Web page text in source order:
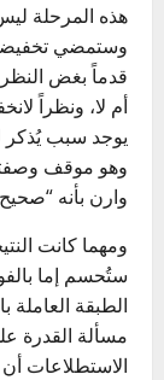
هذه المرحلة
وستمضي
قدماً بغض النظر
أم لا، ونظراً
يوجد سبب يُذكر
وهو موقف وصفته
وارن بأنه
ومهما كانت
ستُحسم إما
الطبقة
مسألة القدرة
الاستطلاعات